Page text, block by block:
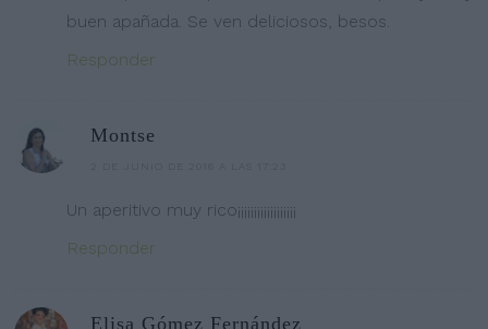
buen apañada. Se ven deliciosos, besos.
Responder
Montse
Un aperitivo muy rico¡¡¡¡¡¡¡¡¡¡¡¡¡¡¡¡¡¡
Responder
Elisa Gómez Fernández